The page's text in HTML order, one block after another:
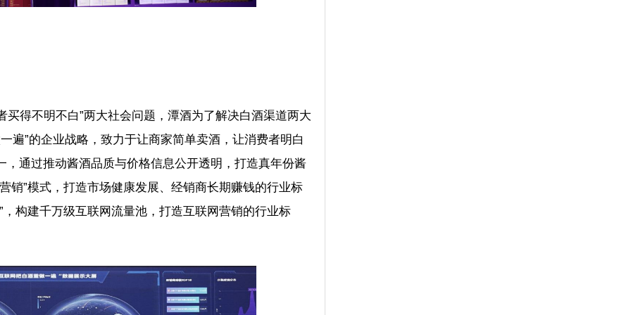
买得不明不白”两大社会问题，潭酒为了解决白酒渠道两大
遍”的企业战略，致力于让商家简单卖酒，让消费者明白
通过推动酱酒品质与价格信息公开透明，打造真年份酱
销”模式，打造市场健康发展、经销商长期赚钱的行业标
构建千万级互联网流量池，打造互联网营销的行业标